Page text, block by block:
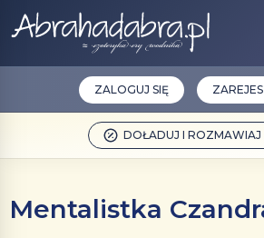
DOŁADUJ I ROZMAWIAJ
ZALOGUJ SIĘ
Mentalistka